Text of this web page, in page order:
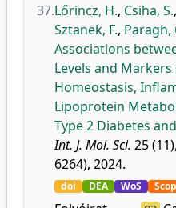
37.Lőrincz, H., Csiha, S.,
Sztanek, F., Paragh,
Associations
Levels and
Homeostasis,
Lipoprotein
Type 2 Diabetes
Int. J. Mol. Sci. 25
6264), 2024.
doi DEA WoS